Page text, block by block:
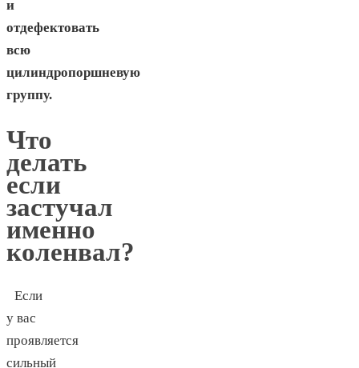
и
отдефектовать
всю
цилиндропоршневую
группу.
Что
делать
если
застучал
именно
коленвал?
Если
у вас
проявляется
сильный